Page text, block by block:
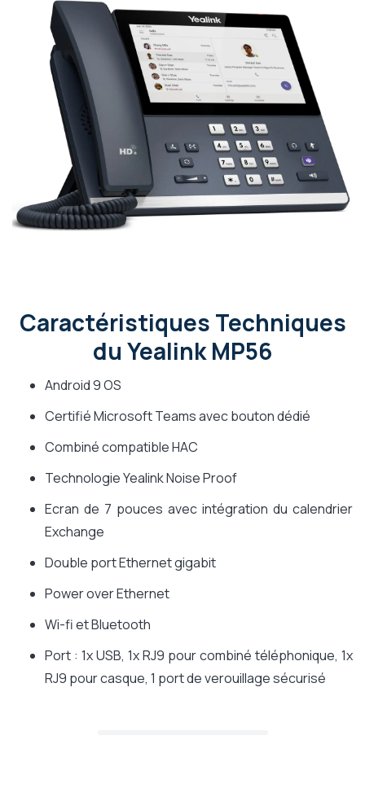
Caractéristiques Techniques
du Yealink MP56
Android 9 OS
Certifié Microsoft Teams avec bouton dédié
Combiné compatible HAC
Technologie Yealink Noise Proof
Ecran de 7 pouces avec intégration du calendrier
Exchange
Double port Ethernet gigabit
Power over Ethernet
Wi-fi et Bluetooth
Port : 1x USB, 1x RJ9 pour combiné téléphonique, 1x
RJ9 pour casque, 1 port de verouillage sécurisé